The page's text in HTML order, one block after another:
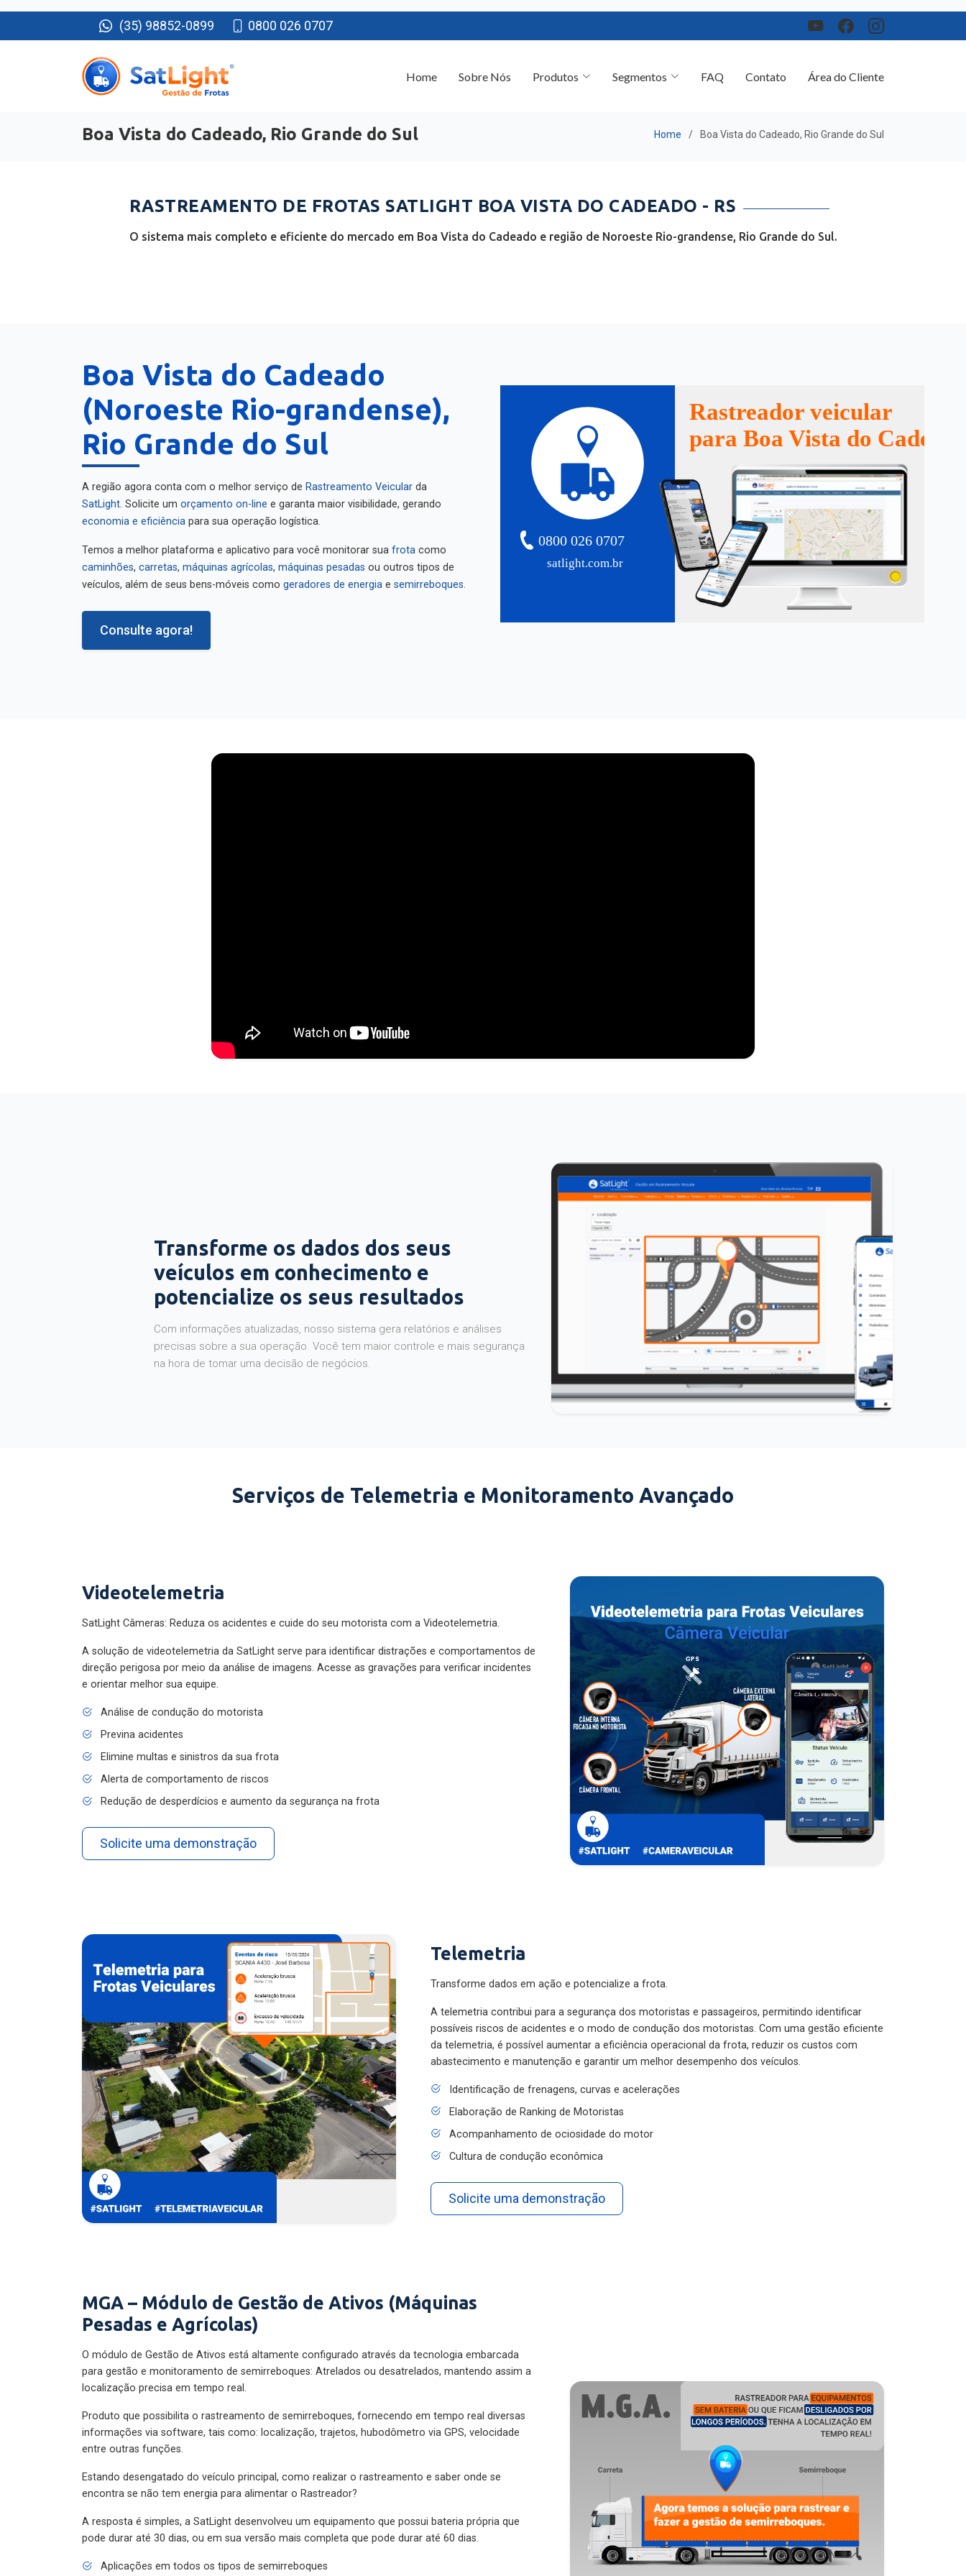
(35) 98852-0899 0800 026 0707
Boa Vista do Cadeado, Rio Grande do Sul Home Boa Vista do Cadeado, Rio Grande do Sul
RASTREAMENTO DE FROTAS SATLIGHT BOA VISTA DO CADEADO - RS
O sistema mais completo e eficiente do mercado em Boa Vista do Cadeado e região de Noroeste Rio-grandense, Rio Grande do Sul.
Boa Vista do Cadeado
(Noroeste Rio-grandense),
Rio Grande do Sul
A região agora conta com o melhor serviço de Rastreamento Veicular
da
SatLight . Solicite um orçamento on-line
e garanta maior visibilidade, gerando
economia e eficiência
para sua operação logística.
Temos a melhor plataforma e aplicativo para você monitorar sua frota
caminhões
carretas máquinas agrícolas máquinas pesadas
ou outros tipos de
veículos, além de seus bens-móveis como
geradores de energia semirreboques
Consulte agora!
satlight.com.br
0800 026 0707
Rastreador veicular
para Boa Vista do
Transforme os dados dos seus
veículos em conhecimento e
potencialize os seus resultados
Com informações atualizadas, nosso sistema gera relatórios e análises
precisas sobre a sua operação. Você tem maior controle e mais segurança
na hora de tomar uma decisão de negócios.
Serviços de Telemetria e Monitoramento Avançado
Videotelemetria
SatLight Câmeras: Reduza os acidentes e cuide do seu motorista com a Videotelemetria.
A solução de videotelemetria da SatLight serve para identificar distrações e comportamentos de
direção perigosa por meio da análise de imagens. Acesse as gravações para verificar incidentes
e orientar melhor sua equipe.
Análise de condução do motorista
Previna acidentes
Elimine multas e sinistros da sua frota
Alerta de comportamento de riscos
Redução de desperdícios e aumento da segurança na frota
Solicite uma demonstração
Telemetria
Transforme dados em ação e potencialize a frota.
A telemetria contribui para a segurança dos motoristas e passageiros, permitindo identificar
possíveis riscos de acidentes e o modo de condução dos motoristas. Com uma gestão eficiente
da telemetria, é possível aumentar a eficiência operacional da frota, reduzir os custos com
abastecimento e manutenção e garantir um melhor desempenho dos veículos.
Identificação de frenagens, curvas e acelerações
Elaboração de Ranking de Motoristas
Acompanhamento de ociosidade do motor
Cultura de condução econômica
Solicite uma demonstração
MGA – Módulo de Gestão de Ativos (Máquinas
Pesadas e Agrícolas)
O módulo de Gestão de Ativos está altamente configurado através da tecnologia embarcada
para gestão e monitoramento de semirreboques: Atrelados ou desatrelados, mantendo assim a
localização precisa em tempo real.
Produto que possibilita o rastreamento de semirreboques, fornecendo em tempo real diversas
informações via software, tais como: localização, trajetos, hubodômetro via GPS, velocidade
entre outras funções.
Estando desengatado do veículo principal, como realizar o rastreamento e saber onde se
encontra se não tem energia para alimentar o Rastreador?
A resposta é simples, a SatLight desenvolveu um equipamento que possui bateria própria que
pode durar até 30 dias, ou em sua versão mais completa que pode durar até 60 dias.
Aplicações em todos os tipos de semirreboques